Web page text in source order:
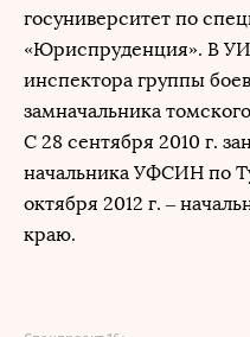
госуниверситет по
«Юриспруденция». В
инспектора группы
замначальника
С 28 сентября 2010 г.
начальника УФСИН по
октября 2012 г. –
краю.